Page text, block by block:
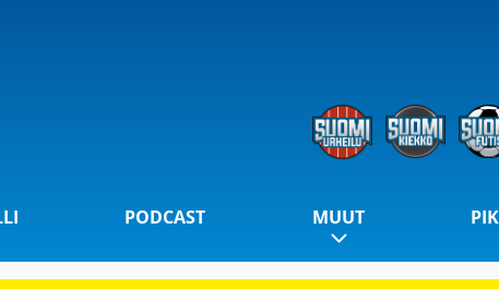
PODCAST MUUT